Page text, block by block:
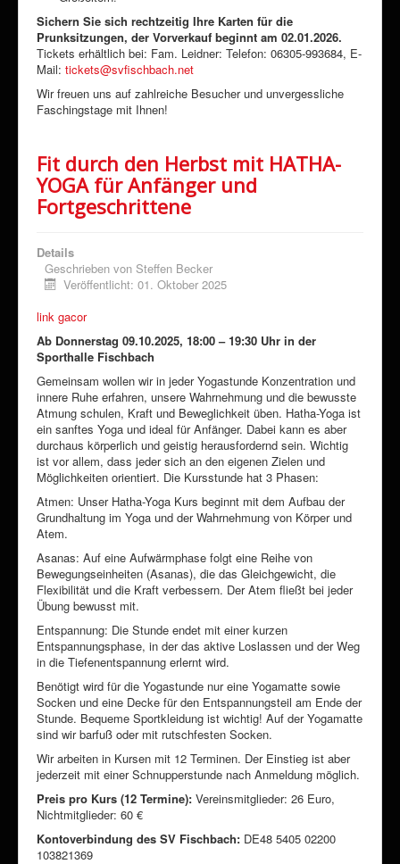
Sichern Sie sich rechtzeitig Ihre Karten für die
Prunksitzungen, der Vorverkauf beginnt am 02.01.2026.
Tickets erhältlich bei: Fam. Leidner: Telefon: 06305-993684, E-
Mail: tickets@svfischbach.net
Wir freuen uns auf zahlreiche Besucher und unvergessliche
Faschingstage mit Ihnen!
Fit durch den Herbst mit HATHA-
YOGA für Anfänger und
Fortgeschrittene
Details
Geschrieben von Steffen Becker
Veröffentlicht: 01. Oktober 2025
link gacor
Ab Donnerstag 09.10.2025, 18:00 – 19:30 Uhr in der
Sporthalle Fischbach
Gemeinsam wollen wir in jeder Yogastunde Konzentration und
innere Ruhe erfahren, unsere Wahrnehmung und die bewusste
Atmung schulen, Kraft und Beweglichkeit üben. Hatha-Yoga ist
ein sanftes Yoga und ideal für Anfänger. Dabei kann es aber
durchaus körperlich und geistig herausfordernd sein. Wichtig
ist vor allem, dass jeder sich an den eigenen Zielen und
Möglichkeiten orientiert. Die Kursstunde hat 3 Phasen:
Atmen: Unser Hatha-Yoga Kurs beginnt mit dem Aufbau der
Grundhaltung im Yoga und der Wahrnehmung von Körper und
Atem.
Asanas: Auf eine Aufwärmphase folgt eine Reihe von
Bewegungseinheiten (Asanas), die das Gleichgewicht, die
Flexibilität und die Kraft verbessern. Der Atem fließt bei jeder
Übung bewusst mit.
Entspannung: Die Stunde endet mit einer kurzen
Entspannungsphase, in der das aktive Loslassen und der Weg
in die Tiefenentspannung erlernt wird.
Benötigt wird für die Yogastunde nur eine Yogamatte sowie
Socken und eine Decke für den Entspannungsteil am Ende der
Stunde. Bequeme Sportkleidung ist wichtig! Auf der Yogamatte
sind wir barfuß oder mit rutschfesten Socken.
Wir arbeiten in Kursen mit 12 Terminen. Der Einstieg ist aber
jederzeit mit einer Schnupperstunde nach Anmeldung möglich.
Preis pro Kurs (12 Termine): Vereinsmitglieder: 26 Euro,
Nichtmitglieder: 60 €
Kontoverbindung des SV Fischbach: DE48 5405 02200
103821369